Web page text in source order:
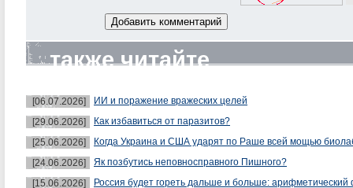
также читайте
[06.07.2026]
ИИ и поражение вражеских целей
[29.06.2026]
Как избавиться от паразитов?
[25.06.2026]
Когда Украина и США ударят по Раше всей мощью
[24.06.2026]
Як позбутись неповносправного Пишного?
[15.06.2026]
Россия будет гореть дальше и больше: арифметический